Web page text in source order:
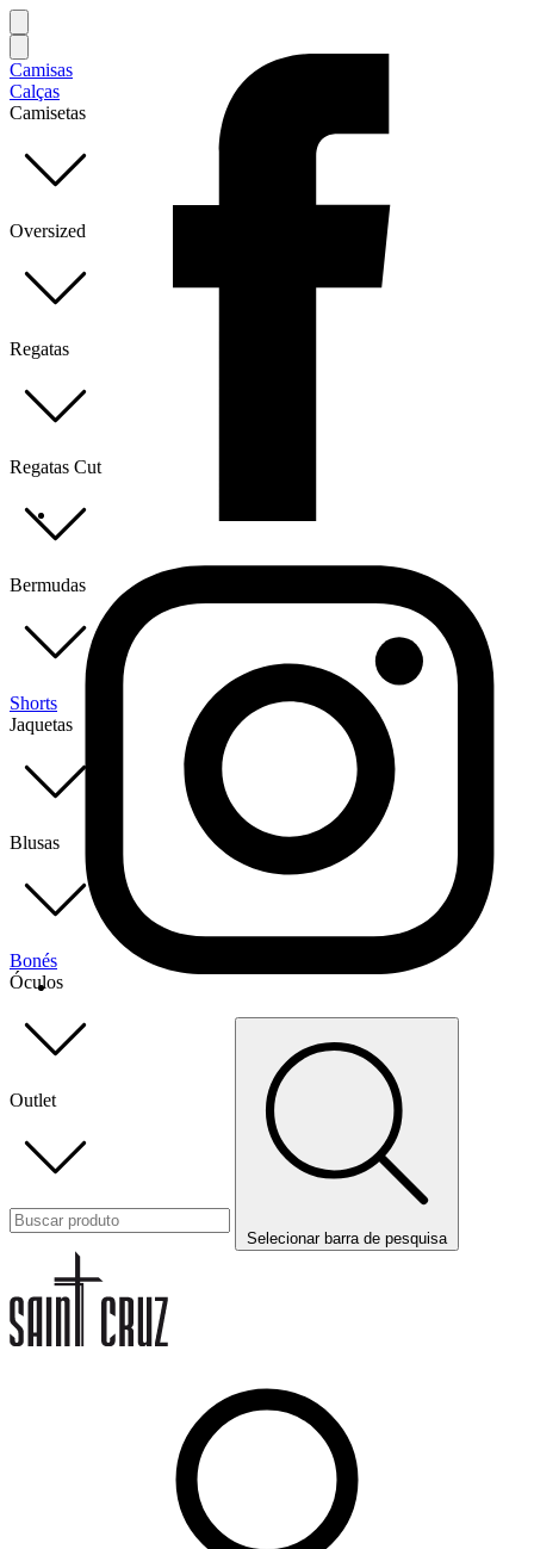
Camisas
Calças
Camisetas
Oversized
Regatas
Regatas Cut
Bermudas
Shorts
Jaquetas
Blusas
Bonés
Óculos
Outlet
Selecionar barra de pesquisa